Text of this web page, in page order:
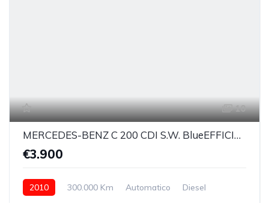
10
MERCEDES-BENZ C 200 CDI S.W. BlueEFFICIENCY Elegance
€3.900
2010 300.000 Km Automatico
Diesel